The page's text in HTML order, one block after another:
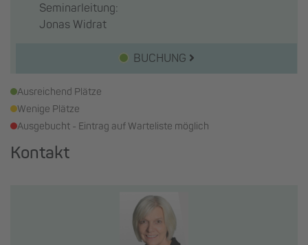
Seminarleitung:
Jonas Widrat
BUCHUNG
Ausreichend Plätze
Wenige Plätze
Ausgebucht - Eintrag auf Warteliste möglich
Kontakt